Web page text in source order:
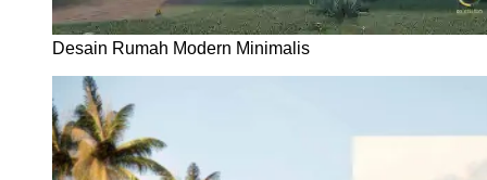
Desain Rumah Modern Minimalis